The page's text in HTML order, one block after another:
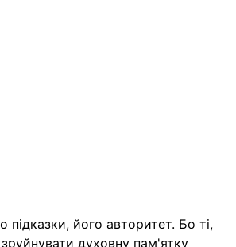
підказки, його авторитет. Бо ті,
духовну пам'ятку